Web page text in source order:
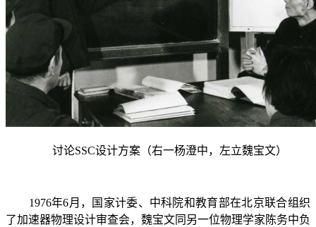
讨论SSC设计方案（右一杨澄中，左立魏宝文）
1976年6月，国家计委、中科院和教育部在北京联合组织
了加速器物理设计审查会，魏宝文同另一位物理学家陈务中负